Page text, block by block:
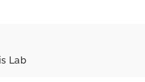
Lab